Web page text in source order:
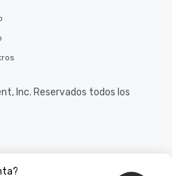
Inc. Reservados todos los